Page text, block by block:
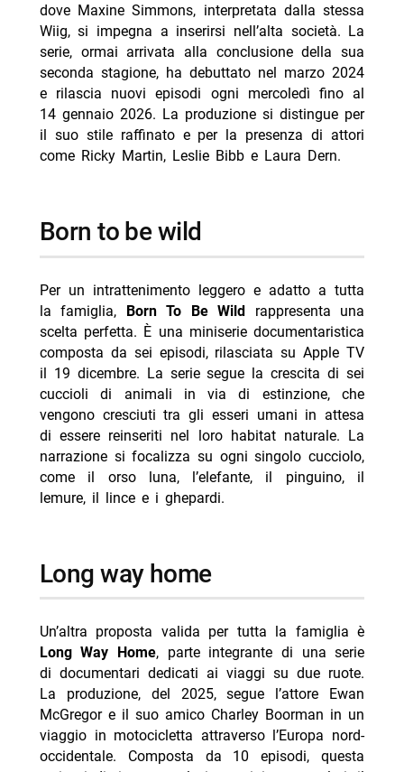
dove Maxine Simmons, interpretata dalla stessa
Wiig, si impegna a inserirsi nell’alta società. La
serie, ormai arrivata alla conclusione della sua
seconda stagione, ha debuttato nel marzo 2024
e rilascia nuovi episodi ogni mercoledì fino al
14 gennaio 2026. La produzione si distingue per
il suo stile raffinato e per la presenza di attori
come Ricky Martin, Leslie Bibb e Laura Dern.
born to be wild
Per un intrattenimento leggero e adatto a tutta
la famiglia, Born To Be Wild rappresenta una
scelta perfetta. È una miniserie documentaristica
composta da sei episodi, rilasciata su Apple TV
il 19 dicembre. La serie segue la crescita di sei
cuccioli di animali in via di estinzione, che
vengono cresciuti tra gli esseri umani in attesa
di essere reinseriti nel loro habitat naturale. La
narrazione si focalizza su ogni singolo cucciolo,
come il orso luna, l’elefante, il pinguino, il
lemure, il lince e i ghepardi.
long way home
Un’altra proposta valida per tutta la famiglia è
Long Way Home, parte integrante di una serie
di documentari dedicati ai viaggi su due ruote.
La produzione, del 2025, segue l’attore Ewan
McGregor e il suo amico Charley Boorman in un
viaggio in motocicletta attraverso l’Europa nord-
occidentale. Composta da 10 episodi, questa